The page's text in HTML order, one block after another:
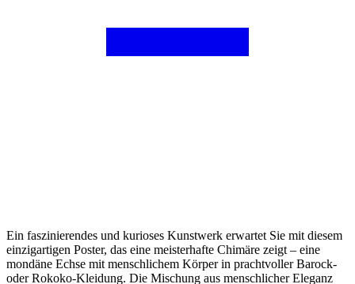
Ein faszinierendes und kurioses Kunstwerk erwartet Sie mit diesem
einzigartigen Poster, das eine meisterhafte Chimäre zeigt – eine
mondäne Echse mit menschlichem Körper in prachtvoller Barock-
oder Rokoko-Kleidung. Die Mischung aus menschlicher Eleganz